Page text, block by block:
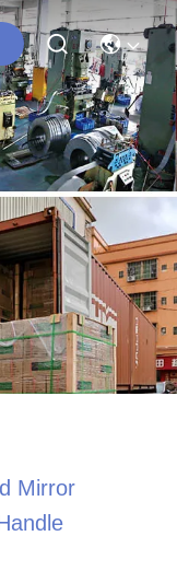
Mirror